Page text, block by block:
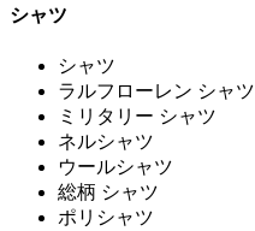
シャツ
シャツ
ラルフローレン シャツ
ミリタリー シャツ
ネルシャツ
ウールシャツ
総柄 シャツ
ポリシャツ